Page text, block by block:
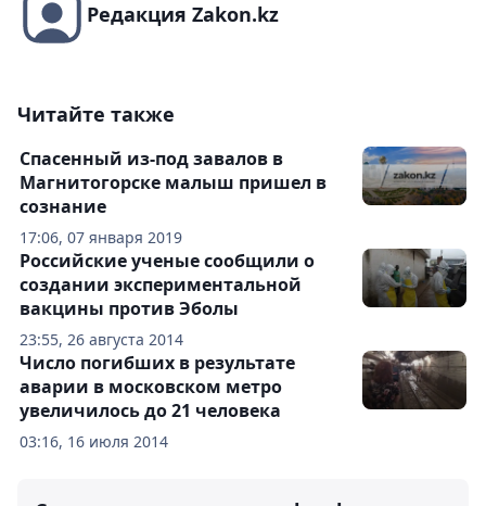
Редакция Zakon.kz
Читайте также
17:06, 07 января 2019
Спасенный из-под завалов в
Магнитогорске малыш пришел в
сознание
23:55, 26 августа 2014
Российские ученые сообщили о
создании экспериментальной
вакцины против Эболы
03:16, 16 июля 2014
Число погибших в результате
аварии в московском метро
увеличилось до 21 человека